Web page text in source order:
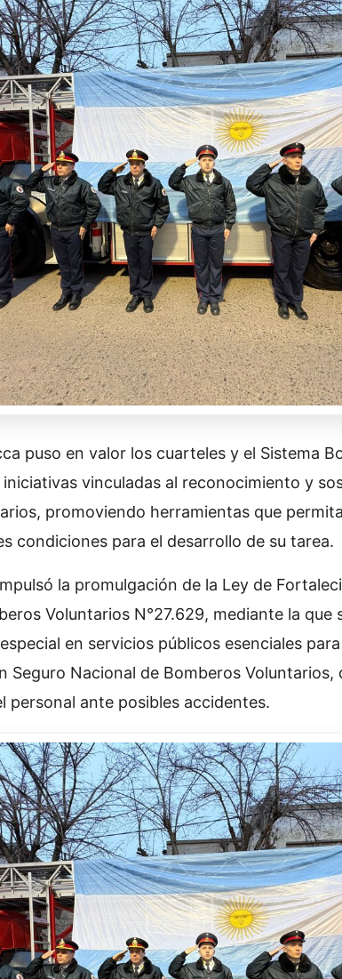
puso en valor los cuarteles y el Sistema
vinculadas al reconocimiento y
promoviendo herramientas que
condiciones para el desarrollo de su tarea.
la promulgación de la Ley de
Voluntarios N°27.629, mediante la que
en servicios públicos esenciales
Seguro Nacional de Bomberos Voluntarios,
personal ante posibles accidentes.